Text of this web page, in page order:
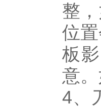
整
位
板
意
4、